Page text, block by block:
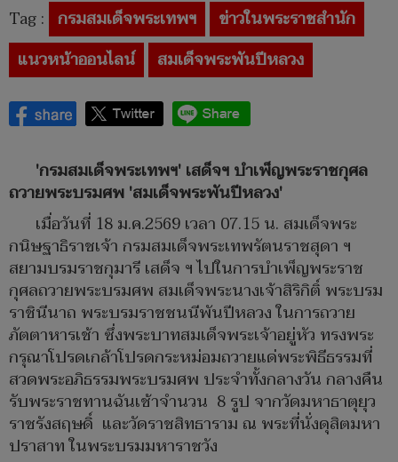
Tag : กรมสมเด็จพระเทพฯ
ข่าวในพระราชสำนัก
แนวหน้าออนไลน์
สมเด็จพระพันปีหลวง
'กรมสมเด็จพระเทพฯ' เสด็จฯ บำเพ็ญพระราชกุศล
ถวายพระบรมศพ 'สมเด็จพระพันปีหลวง'
เมื่อวันที่ 18 ม.ค.2569 เวลา 07.15 น. สมเด็จพระ
กนิษฐาธิราชเจ้า กรมสมเด็จพระเทพรัตนราชสุดา ฯ
สยามบรมราชกุมารี เสด็จ ฯ ไปในการบำเพ็ญพระราช
กุศลถวายพระบรมศพ สมเด็จพระนางเจ้าสิริกิติ์ พระบรม
ราชินีนาถ พระบรมราชชนนีพันปีหลวง ในการถวาย
ภัตตาหารเช้า ซึ่งพระบาทสมเด็จพระเจ้าอยู่หัว ทรงพระ
กรุณาโปรดเกล้าโปรดกระหม่อมถวายแด่พระพิธีธรรมที่
สวดพระอภิธรรมพระบรมศพ ประจำทั้งกลางวัน กลางคืน
รับพระราชทานฉันเช้าจำนวน 8 รูป จากวัดมหาธาตุยุว
ราชรังสฤษดิ์ และวัดราชสิทธาราม ณ พระที่นั่งดุสิตมหา
ปราสาท ในพระบรมมหาราชวัง